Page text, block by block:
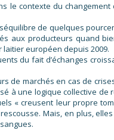
le contexte du
de quelques
aux producteurs quand
européen depuis 2009.
du fait d’échanges
de marchés en cas de
à une logique collective
« creusent leur propre
Mais, en plus,